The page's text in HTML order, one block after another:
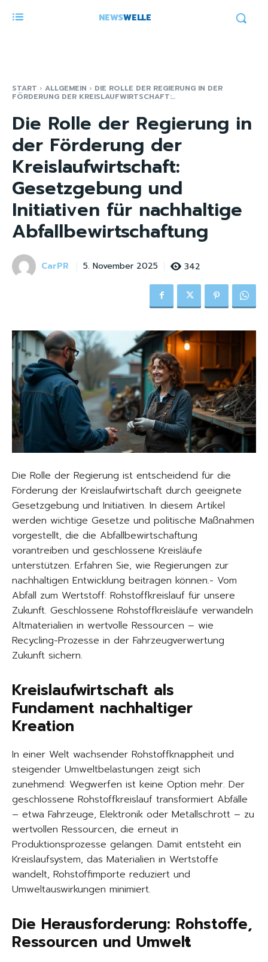
NEWSWELLE
START ALLGEMEIN DIE ROLLE DER REGIERUNG IN DER
FÖRDERUNG DER KREISLAUFWIRTSCHAFT:...
Die Rolle der Regierung in
der Förderung der
Kreislaufwirtschaft:
Gesetzgebung und
Initiativen für nachhaltige
Abfallbewirtschaftung
CarPR 5. November 2025 342
Die Rolle der Regierung ist entscheidend für die
Förderung der Kreislaufwirtschaft durch geeignete
Gesetzgebung und Initiativen. In diesem Artikel
werden wichtige Gesetze und politische Maßnahmen
vorgestellt, die die Abfallbewirtschaftung
vorantreiben und geschlossene Kreisläufe
unterstützen. Erfahren Sie, wie Regierungen zur
nachhaltigen Entwicklung beitragen können.- Vom
Abfall zum Wertstoff: Rohstoffkreislauf für unsere
Zukunft. Geschlossene Rohstoffkreisläufe verwandeln
Altmaterialien in wertvolle Ressourcen – wie
Recycling-Prozesse in der Fahrzeugverwertung
Zukunft sichern.
Kreislaufwirtschaft als
Fundament nachhaltiger
Kreation
In einer Welt wachsender Rohstoffknappheit und
steigender Umweltbelastungen zeigt sich
zunehmend: Wegwerfen ist keine Option mehr. Der
geschlossene Rohstoffkreislauf transformiert Abfälle
– etwa Fahrzeuge, Elektronik oder Metallschrott – zu
wertvollen Ressourcen, die erneut in
Produktionsprozesse gelangen. Damit entsteht ein
Kreislaufsystem, das Materialien in Wertstoffe
wandelt, Rohstoffimporte reduziert und
Umweltauswirkungen minimiert.
Die Herausforderung: Rohstoffe,
Ressourcen und Umwelt